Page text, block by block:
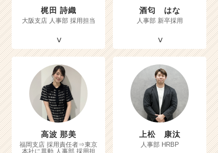
梶田 詩織
大阪支店 人事部 採用担当
酒匂 はな
人事部 新卒採用
高波 那美
福岡支店 採用責任者⇒東京
本社に異動 人事部 採用担
上松 康汰
人事部 HRBP